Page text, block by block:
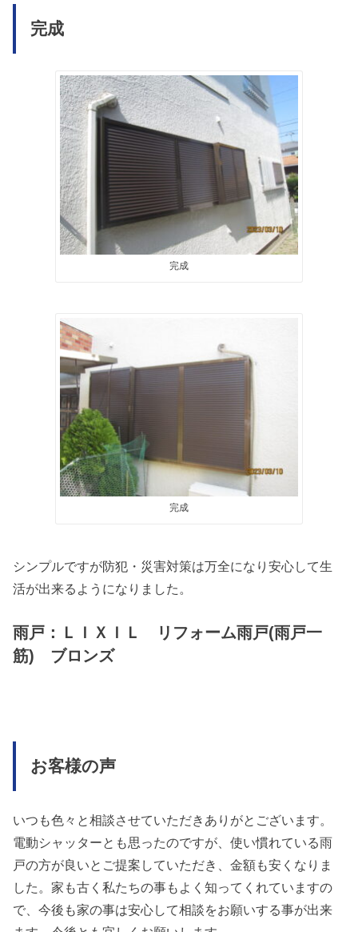
完成
完成
完成
シンプルですが防犯・災害対策は万全になり安心して生
活が出来るようになりました。
雨戸：ＬＩＸＩＬ リフォーム雨戸(雨戸一
筋) ブロンズ
お客様の声
いつも色々と相談させていただきありがとございます。
電動シャッターとも思ったのですが、使い慣れている雨
戸の方が良いとご提案していただき、金額も安くなりま
した。家も古く私たちの事もよく知ってくれていますの
で、今後も家の事は安心して相談をお願いする事が出来